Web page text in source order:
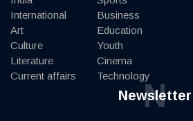
International
Art
Culture
Literature
Current affairs
Business
Education
Youth
Cinema
Technology
Newsletter
N